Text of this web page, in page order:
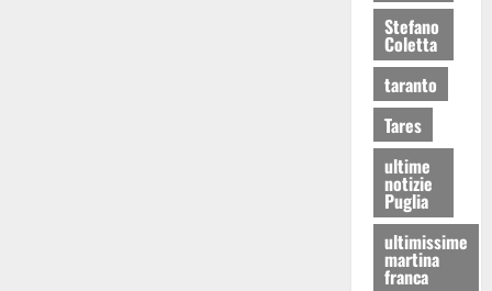
Stefano
Coletta
taranto
Tares
ultime
notizie
Puglia
ultimissime
martina
franca